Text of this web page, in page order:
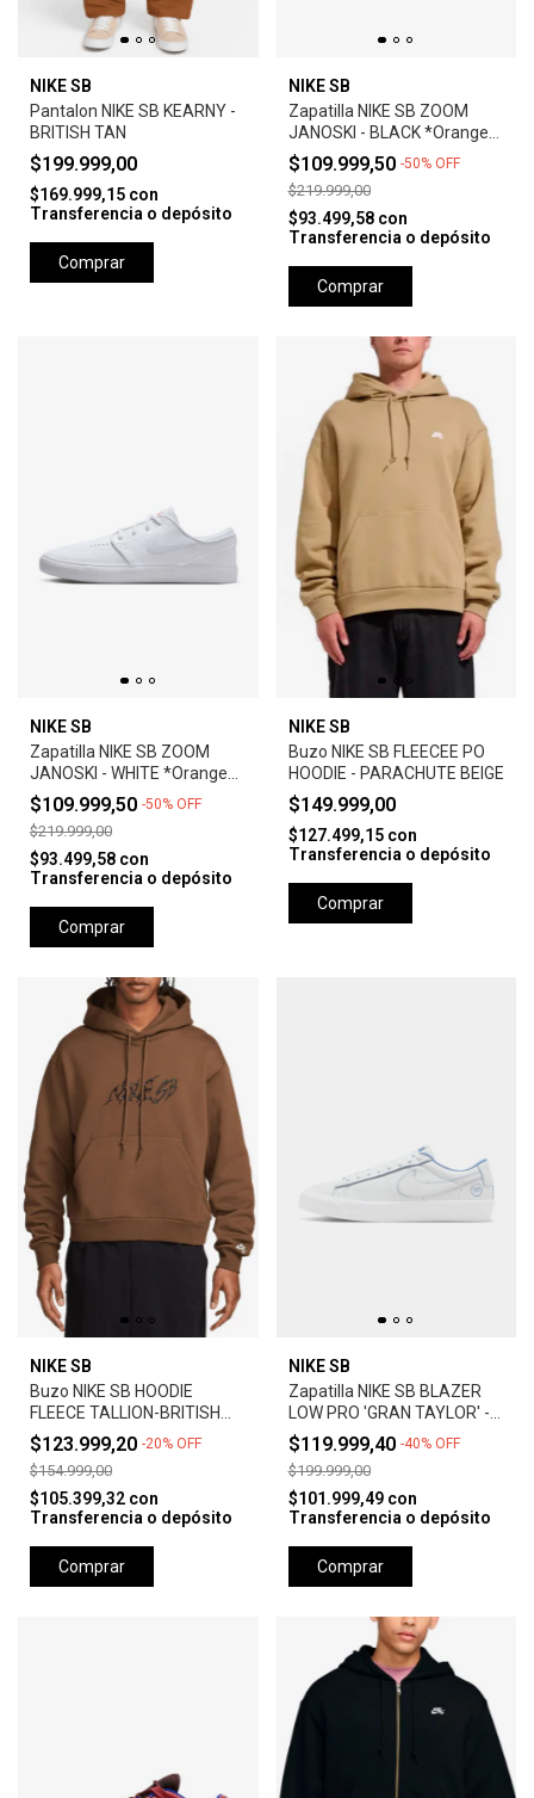
NIKE SB
Pantalon NIKE SB KEARNY -
BRITISH TAN
$199.999,00
$169.999,15 con
Transferencia o depósito
Comprar
NIKE SB
Zapatilla NIKE SB ZOOM
JANOSKI - BLACK *Orange
Label*
$109.999,50 -50% OFF
$219.999,00
$93.499,58 con
Transferencia o depósito
Comprar
NIKE SB
Zapatilla NIKE SB ZOOM
JANOSKI - WHITE *Orange
Label*
$109.999,50 -50% OFF
$219.999,00
$93.499,58 con
Transferencia o depósito
Comprar
NIKE SB
Buzo NIKE SB FLEECEE PO
HOODIE - PARACHUTE BEIGE
$149.999,00
$127.499,15 con
Transferencia o depósito
Comprar
NIKE SB
Buzo NIKE SB HOODIE
FLEECE TALLION-BRITISH
TAN
$123.999,20 -20% OFF
$154.999,00
$105.399,32 con
Transferencia o depósito
Comprar
NIKE SB
Zapatilla NIKE SB BLAZER
LOW PRO 'GRAN TAYLOR' -
SUMMIT WHITE
$119.999,40 -40% OFF
$199.999,00
$101.999,49 con
Transferencia o depósito
Comprar